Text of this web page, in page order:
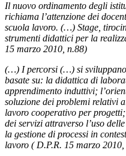
Il nuovo ordinamento degli
richiama l’attenzione dei
scuola lavoro. (…) Stage,
strumenti didattici per la
15 marzo 2010, n.88)
(…) I percorsi (…) si
basate su: la didattica di
apprendimento induttivi;
soluzione dei problemi relativi
lavoro cooperativo per
dei servizi attraverso l’uso
la gestione di processi in
lavoro ( D.P.R. 15 marzo